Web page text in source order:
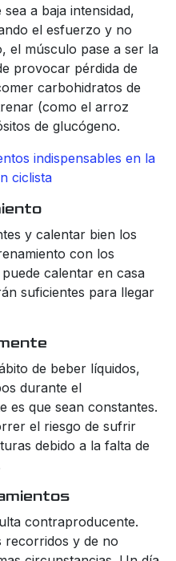
a baja intensidad,
el esfuerzo y no
el músculo pase a ser la
provocar pérdida de
carbohidratos de
(como el arroz
de glucógeno.
indispensables en la
ciclista
y calentar bien los
con los
calentar en casa
suficientes para llegar
de beber líquidos,
durante el
es que sean constantes.
el riesgo de sufrir
debido a la falta de
contraproducente.
recorridos y de no